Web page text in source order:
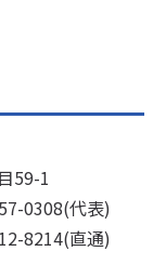
59-1
0308(代表)
8214(直通)